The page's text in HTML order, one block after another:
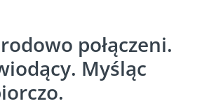
połączeni.
Myśląc